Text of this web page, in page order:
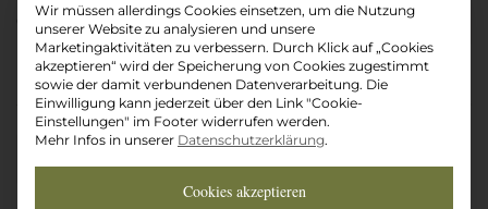
Gewicht
Auf die Wunschliste
Ab2,85€
Rhabarber-
Schorle
Wir müssen allerdings Cookies einsetzen, um die Nutzung
unserer Website zu analysieren und unsere
Marketingaktivitäten zu verbessern. Durch Klick auf „Cookies
akzeptieren“ wird der Speicherung von Cookies zugestimmt
sowie der damit verbundenen Datenverarbeitung. Die
Einwilligung kann jederzeit über den Link "Cookie-
Einstellungen" im Footer widerrufen werden.
Mehr Infos in unserer Datenschutzerklärung.
Cookies akzeptieren